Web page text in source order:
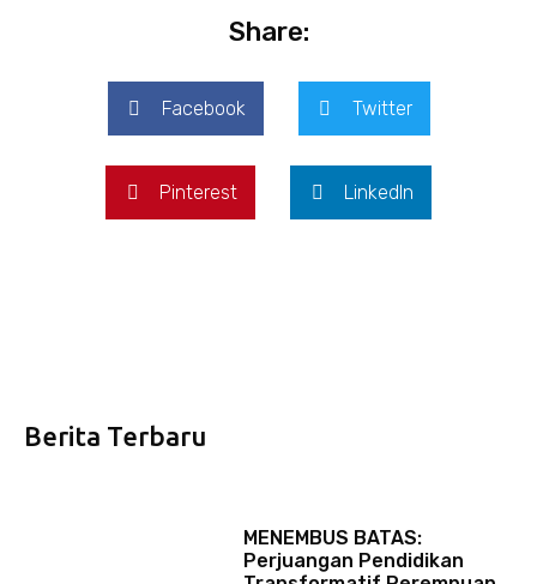
Share:
Facebook Twitter
Pinterest LinkedIn
Berita Terbaru
MENEMBUS BATAS:
Perjuangan Pendidikan